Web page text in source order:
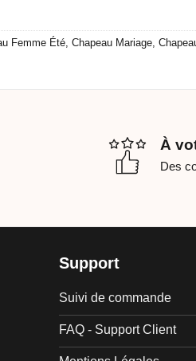
Femme Été Chapeau Mariage
À
Des
Support
Suivi de commande
FAQ - Support Client